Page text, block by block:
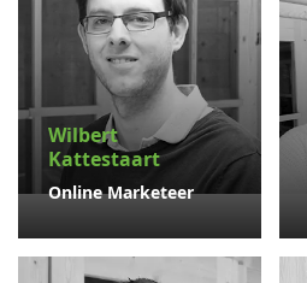
Wilbert
Kattestaart
Online Marketeer